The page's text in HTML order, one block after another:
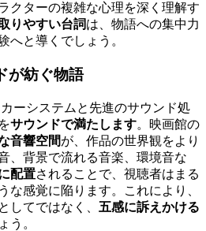
クターの複雑な心理を深く理解す
りやすい台詞は、物語への集中力
へと導くでしょう。
が紡ぐ物語
ーシステムと先進のサウンド処
サウンドで満たします。映画館の
音響空間が、作品の世界観をより
、背景で流れる音楽、環境音な
配置されることで、視聴者はまる
な感覚に陥ります。これにより、
してではなく、 五感に訴えかける
う。